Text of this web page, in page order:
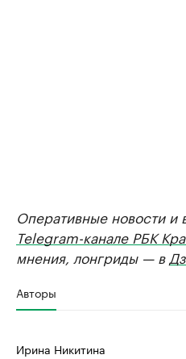
Оперативные новости
Telegram-канале РБК
мнения, лонгриды — в
Авторы
Ирина Никитина